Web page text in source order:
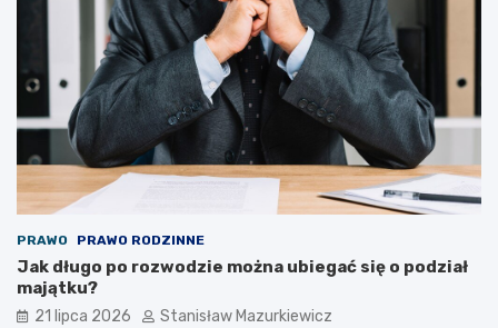
PRAWO PRAWO RODZINNE
Jak długo po rozwodzie można ubiegać się o podział
majątku?
21 lipca 2026 Stanisław Mazurkiewicz